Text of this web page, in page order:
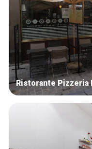
Ristorante Pizzeria